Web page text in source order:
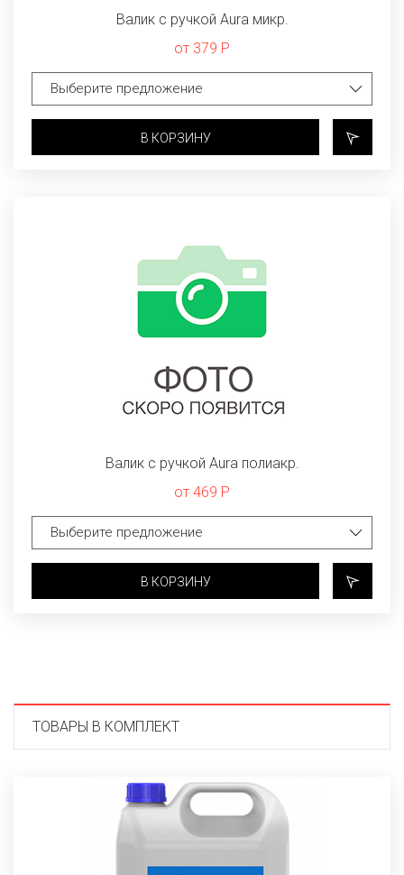
Валик с ручкой Aura микр.
от 379 Р
В КОРЗИНУ
Валик с ручкой Aura полиакр.
от 469 Р
В КОРЗИНУ
ТОВАРЫ В КОМПЛЕКТ